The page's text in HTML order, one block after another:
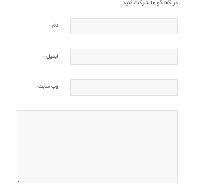
در گفتگو ها شرکت کنید.
نام *
ایمیل *
وب‌ سایت